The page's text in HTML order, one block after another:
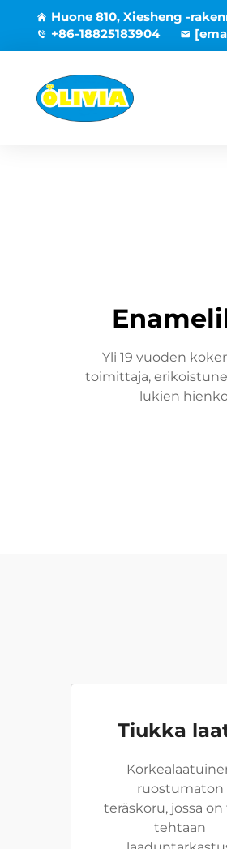
Huone 810, Xiesheng -
+86-18825183904
Yli 19 vuoden
toimittaja,
lukien
Tiukka
ruostumaton
teräskoru, jossa on
tehtaan